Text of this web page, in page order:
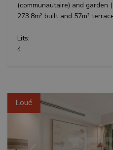
(communautaire) and garden
273.8m² built and 57m²
Lits:
4
Loué